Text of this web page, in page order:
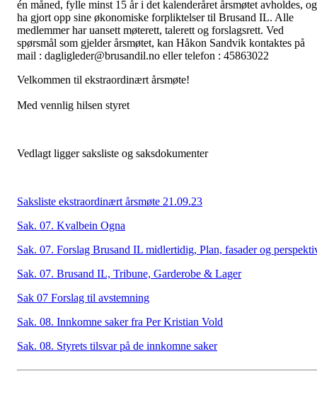
én måned, fylle minst 15 år i det kalenderåret årsmøtet avholdes, og
ha gjort opp sine økonomiske forpliktelser til Brusand IL. Alle
medlemmer har uansett møterett, talerett og forslagsrett. Ved
spørsmål som gjelder årsmøtet, kan Håkon Sandvik kontaktes på
mail : dagligleder@brusandil.no eller telefon : 45863022
Velkommen til ekstraordinært årsmøte!
Med vennlig hilsen styret
Vedlagt ligger saksliste og saksdokumenter
Saksliste ekstraordinært årsmøte 21.09.23
Sak. 07. Kvalbein Ogna
Sak. 07. Forslag Brusand IL midlertidig, Plan, fasader og
Sak. 07. Brusand IL, Tribune, Garderobe & Lager
Sak 07 Forslag til avstemning
Sak. 08. Innkomne saker fra Per Kristian Vold
Sak. 08. Styrets tilsvar på de innkomne saker